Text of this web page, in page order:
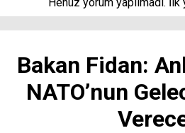
Bakan Fidan:
NATO’nun